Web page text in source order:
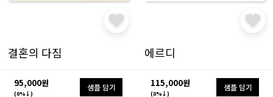
결혼의 다짐
95,000원
(0%↓)
샘플 담기
에르디
115,000원
(8%↓)
샘플 담기